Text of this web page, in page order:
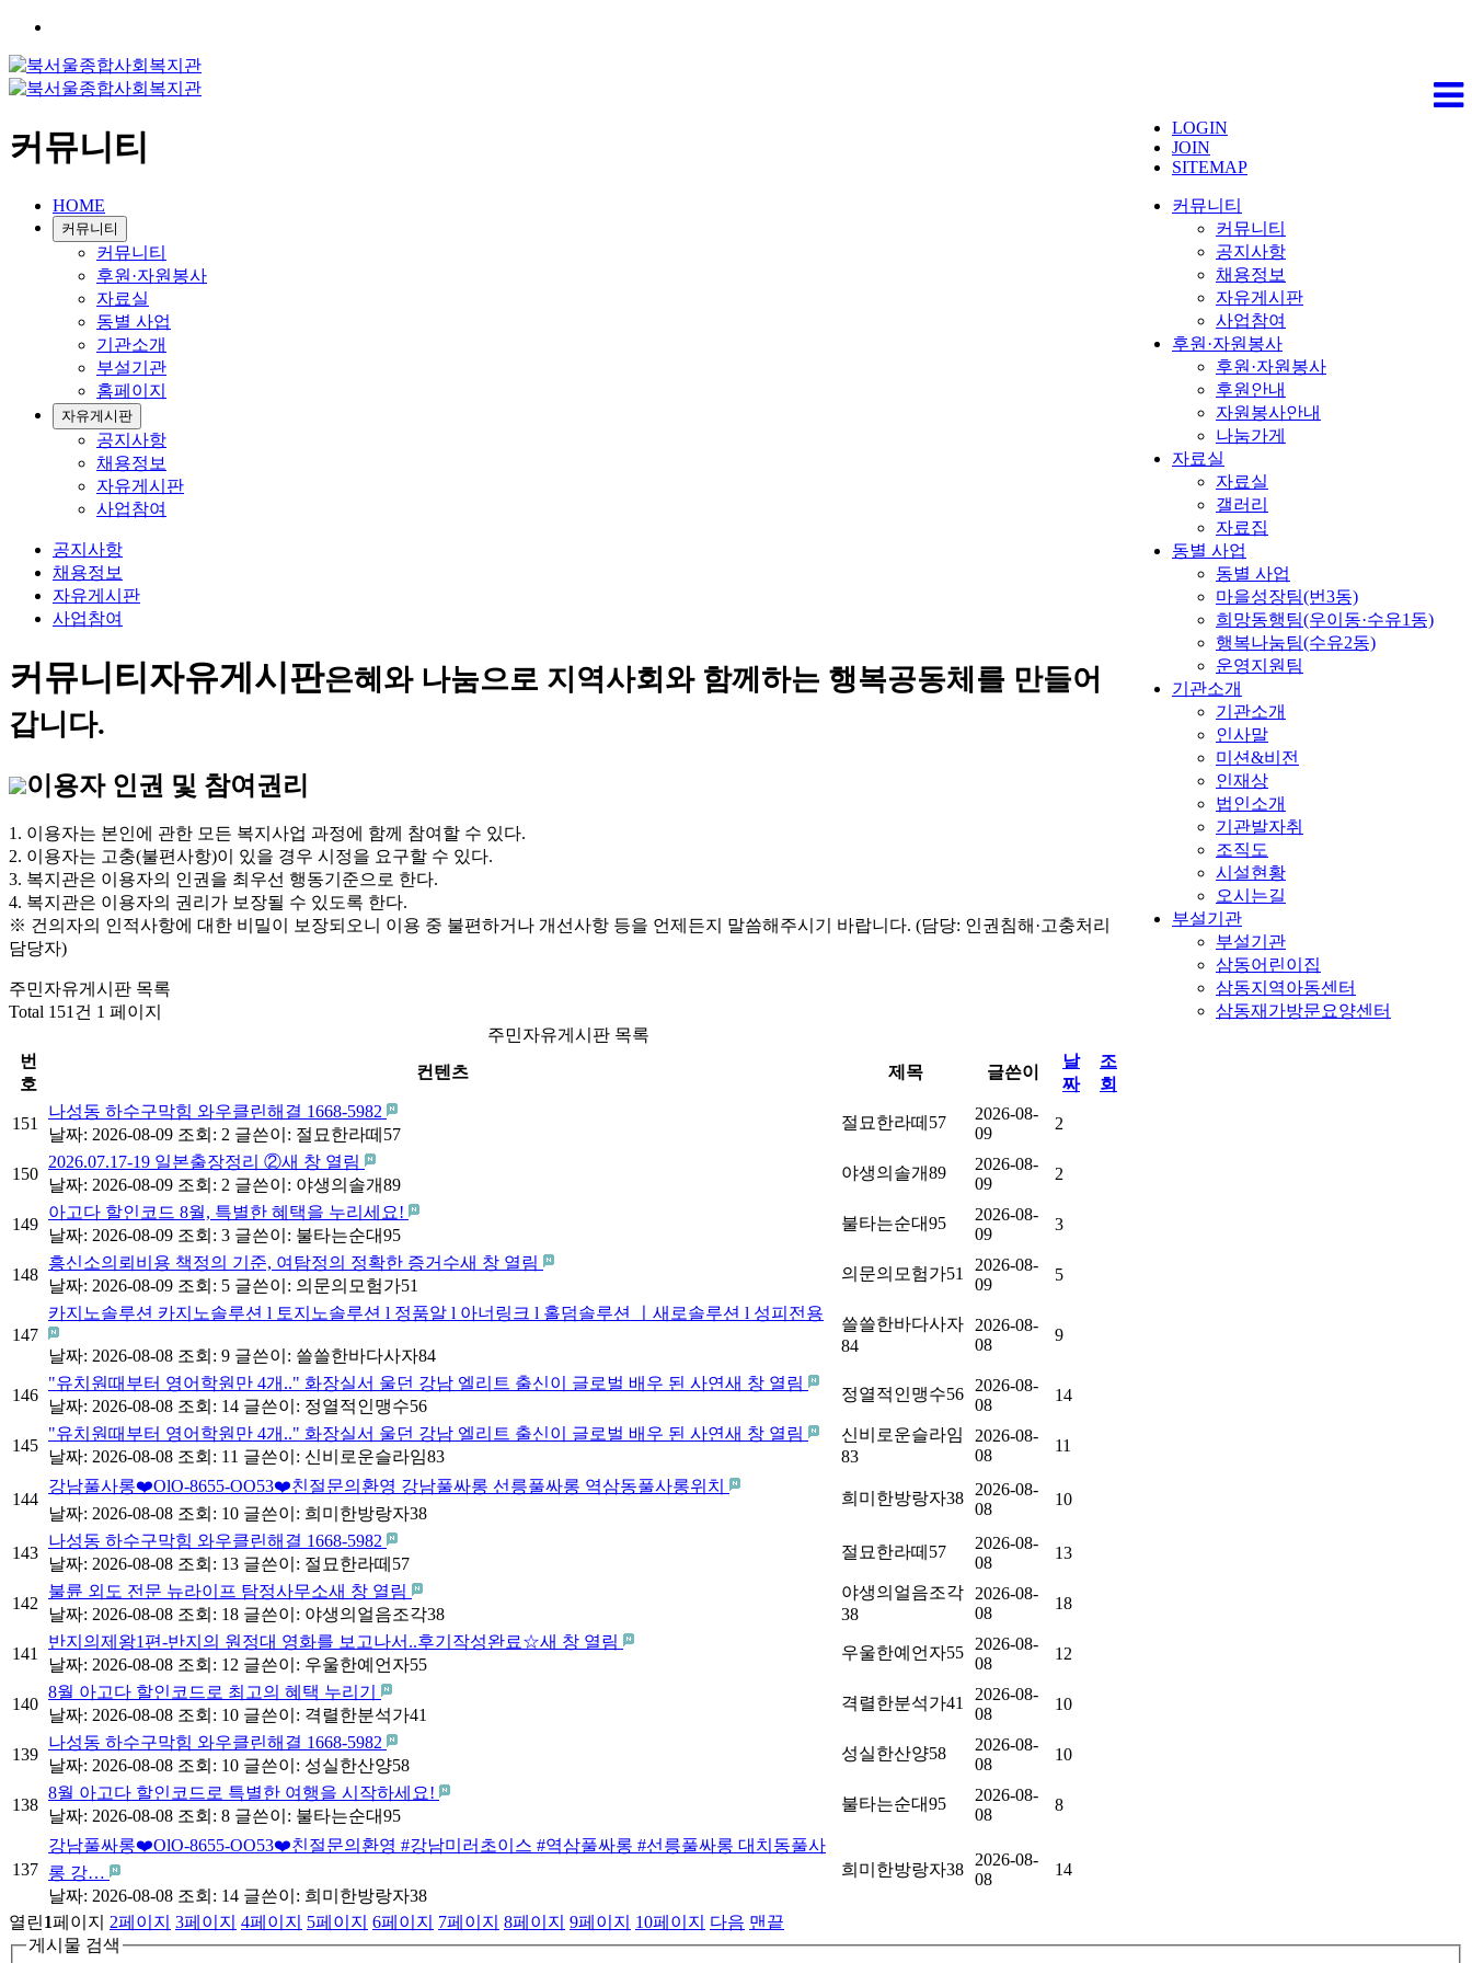
LOGIN
JOIN
SITEMAP
커뮤니티
커뮤니티
공지사항
채용정보
자유게시판
사업참여
후원·자원봉사
후원·자원봉사
후원안내
자원봉사안내
나눔가게
자료실
자료실
갤러리
자료집
동별 사업
동별 사업
마을성장팀(번3동)
희망동행팀(우이동·수유1동)
행복나눔팀(수유2동)
운영지원팀
기관소개
기관소개
인사말
미션&비전
인재상
법인소개
기관발자취
조직도
시설현황
오시는길
부설기관
부설기관
삼동어린이집
삼동지역아동센터
삼동재가방문요양센터
커뮤니티
HOME
커뮤니티
커뮤니티
후원·자원봉사
자료실
동별 사업
기관소개
부설기관
홈페이지
자유게시판
공지사항
채용정보
자유게시판
사업참여
공지사항
채용정보
자유게시판
사업참여
커뮤니티자유게시판은혜와 나눔으로 지역사회와 함께하는 행복공동체를 만들어
갑니다.
이용자 인권 및 참여권리
1. 이용자는 본인에 관한 모든 복지사업 과정에 함께 참여할 수 있다.
2. 이용자는 고충(불편사항)이 있을 경우 시정을 요구할 수 있다.
3. 복지관은 이용자의 인권을 최우선 행동기준으로 한다.
4. 복지관은 이용자의 권리가 보장될 수 있도록 한다.
※ 건의자의 인적사항에 대한 비밀이 보장되오니 이용 중 불편하거나 개선사항 등을 언제든지 말씀해주시기 바랍니다. (담당: 인권침해·고충처리
담당자)
주민자유게시판 목록
Total 151건 1 페이지
주민자유게시판 목록
번
호
컨텐츠 제목 글쓴이
날
짜
조
회
151
나성동 하수구막힘 와우클린해결 1668-5982
날짜: 2026-08-09 조회: 2 글쓴이: 절묘한라떼57
절묘한라떼57
2026-08-
09
2
150
2026.07.17-19 일본출장정리 ②새 창 열림
날짜: 2026-08-09 조회: 2 글쓴이: 야생의솔개89
야생의솔개89
2026-08-
09
2
149
아고다 할인코드 8월, 특별한 혜택을 누리세요!
날짜: 2026-08-09 조회: 3 글쓴이: 불타는순대95
불타는순대95
2026-08-
09
3
148
흥신소의뢰비용 책정의 기준, 여탐정의 정확한 증거수새 창 열림
날짜: 2026-08-09 조회: 5 글쓴이: 의문의모험가51
의문의모험가51
2026-08-
09
5
147
카지노솔루션 카지노솔루션 l 토지노솔루션 l 정품알 l 아너링크 l 홀덤솔루션 ㅣ새로솔루션 l 성피전용
날짜: 2026-08-08 조회: 9 글쓴이: 쓸쓸한바다사자84
쓸쓸한바다사자
84
2026-08-
08
9
146
"유치원때부터 영어학원만 4개.." 화장실서 울던 강남 엘리트 출신이 글로벌 배우 된 사연새 창 열림
날짜: 2026-08-08 조회: 14 글쓴이: 정열적인맹수56
정열적인맹수56
2026-08-
08
14
145
"유치원때부터 영어학원만 4개.." 화장실서 울던 강남 엘리트 출신이 글로벌 배우 된 사연새 창 열림
날짜: 2026-08-08 조회: 11 글쓴이: 신비로운슬라임83
신비로운슬라임
83
2026-08-
08
11
144
강남풀사롱❤️OlO-8655-OO53❤️친절문의환영 강남풀싸롱 선릉풀싸롱 역삼동풀사롱위치
날짜: 2026-08-08 조회: 10 글쓴이: 희미한방랑자38
희미한방랑자38
2026-08-
08
10
143
나성동 하수구막힘 와우클린해결 1668-5982
날짜: 2026-08-08 조회: 13 글쓴이: 절묘한라떼57
절묘한라떼57
2026-08-
08
13
142
불륜 외도 전문 뉴라이프 탐정사무소새 창 열림
날짜: 2026-08-08 조회: 18 글쓴이: 야생의얼음조각38
야생의얼음조각
38
2026-08-
08
18
141
반지의제왕1편-반지의 원정대 영화를 보고나서..후기작성완료☆새 창 열림
날짜: 2026-08-08 조회: 12 글쓴이: 우울한예언자55
우울한예언자55
2026-08-
08
12
140
8월 아고다 할인코드로 최고의 혜택 누리기
날짜: 2026-08-08 조회: 10 글쓴이: 격렬한분석가41
격렬한분석가41
2026-08-
08
10
139
나성동 하수구막힘 와우클린해결 1668-5982
날짜: 2026-08-08 조회: 10 글쓴이: 성실한산양58
성실한산양58
2026-08-
08
10
138
8월 아고다 할인코드로 특별한 여행을 시작하세요!
날짜: 2026-08-08 조회: 8 글쓴이: 불타는순대95
불타는순대95
2026-08-
08
8
137
강남풀싸롱❤️OlO-8655-OO53❤️친절문의환영 #강남미러초이스 #역삼풀싸롱 #선릉풀싸롱 대치동풀사
롱 강…
날짜: 2026-08-08 조회: 14 글쓴이: 희미한방랑자38
희미한방랑자38
2026-08-
08
14
열린1페이지 2페이지 3페이지 4페이지 5페이지 6페이지 7페이지 8페이지 9페이지 10페이지 다음 맨끝
게시물 검색